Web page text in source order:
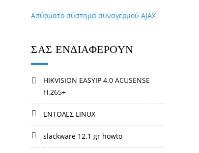
Ασύρματο σύστημα συναγερμού AJAX
ΣΑΣ ΕΝΔΙΑΦΕΡΟΥΝ
HIKVISION EASYIP 4.0 ACUSENSE
H.265+
ΕΝΤΟΛΕΣ LINUX
slackware 12.1 gr howto